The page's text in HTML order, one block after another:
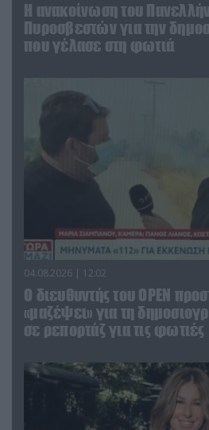
Η ανακοίνωση του
Πυροσβεστών για την
που γέλασε στη φωτιά
04.08.2026 | 12:02
O διευθυντής του OPEN
«μαζέψει» για τη
σε ρεπορτάζ για τις φωτιές